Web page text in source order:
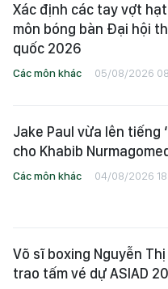
Xác định các tay vợt
môn bóng bàn Đại hội
quốc 2026
Các môn khác 05/08/2026
Jake Paul vừa lên tiếng
cho Khabib
Các môn khác 04/08/2026
Võ sĩ boxing Nguyễn
trao tấm vé dự ASIAD 20